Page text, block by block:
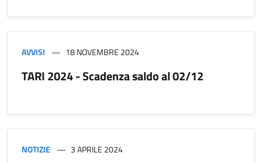
AVVISI 18 NOVEMBRE 2024
TARI 2024 - Scadenza saldo al 02/12
NOTIZIE 3 APRILE 2024